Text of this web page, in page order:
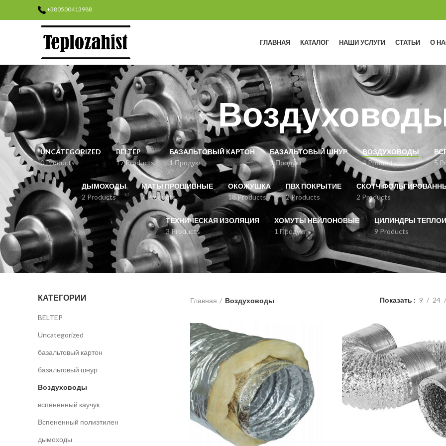
+380500413988
ГЛАВНАЯ КАТАЛОГ НАШИ УСЛУГИ СТАТЬИ О
UNCATEGORIZED
0 Products
BELTEP
17 Products
БАЗАЛЬТОВЫЙ КАРТОН
1 Продукт
БАЗАЛЬТОВЫЙ ШНУР
1 Продукт
ВОЗДУХОВОДЫ
4 Products
5
ДЫМОХОДЫ
2 Products
МАТЫ ПРОШИВНЫЕ
7 Products
ОКОЖУШКА
18 Products
ПВХ ПОКРЫТИЕ
2 Products
СКОТЧ
2 Products
ТЕХНИЧЕСКАЯ ИЗОЛЯЦИЯ
3 Products
ХОМУТЫ НЕЙЛОНОВЫЕ
1 Продукт
ЦИЛИНДРЫ
9 Products
КАТЕГОРИИ
BELTEP
Uncategorized
базальтовый картон
базальтовый шнур
Воздуховоды
вспененный каучук
Вспененный полиэтилен
дымоходы
Главная Воздуховоды Показать 9 24